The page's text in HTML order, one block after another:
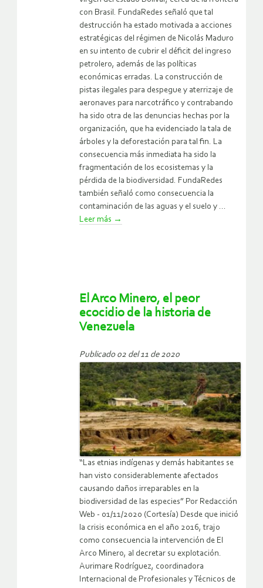
con Brasil. FundaRedes señaló que tal
destrucción ha estado motivada a acciones
estratégicas del régimen de Nicolás Maduro
en su intento de cubrir el déficit del ingreso
petrolero, además de las políticas
económicas erradas. La construcción de
pistas ilegales para despegue y aterrizaje de
aeronaves para narcotráfico y contrabando
ha sido otra de las denuncias hechas por la
organización, que ha evidenciado la tala de
árboles y la deforestación para tal fin. La
consecuencia más inmediata ha sido la
fragmentación de los ecosistemas y la
pérdida de la biodiversidad. FundaRedes
también señaló como consecuencia la
contaminación de las aguas y el suelo y ...
Leer más →
El Arco Minero, el peor
ecocidio de la historia de
Venezuela
Publicado 02 del 11 de 2020
“Las etnias indígenas y demás habitantes se
han visto considerablemente afectados
causando daños irreparables en la
biodiversidad de las especies” Por Redacción
Web - 01/11/2020 (Cortesía) Desde que inició
la crisis económica en el año 2016, trajo
como consecuencia la intervención de El
Arco Minero, al decretar su explotación.
Aurimare Rodríguez, coordinadora
Internacional de Profesionales y Técnicos de